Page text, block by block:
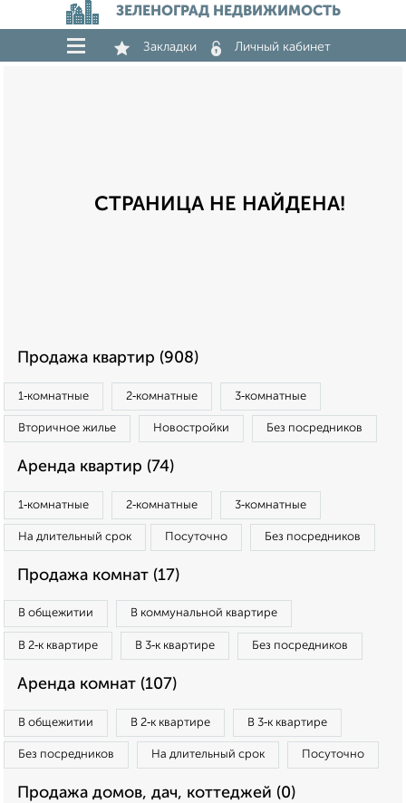
ЗЕЛЕНОГРАД НЕДВИЖИМОСТЬ
Закладки Личный кабинет
СТРАНИЦА НЕ НАЙДЕНА!
Продажа квартир (908)
1‑комнатные 2‑комнатные 3‑комнатные
Вторичное жилье Новостройки Без посредников
Аренда квартир (74)
1‑комнатные 2‑комнатные 3‑комнатные
На длительный срок Посуточно Без посредников
Продажа комнат (17)
В общежитии В коммунальной квартире
В 2‑к квартире В 3‑к квартире Без посредников
Аренда комнат (107)
В общежитии В 2‑к квартире В 3‑к квартире
Без посредников На длительный срок Посуточно
Продажа домов, дач, коттеджей (0)